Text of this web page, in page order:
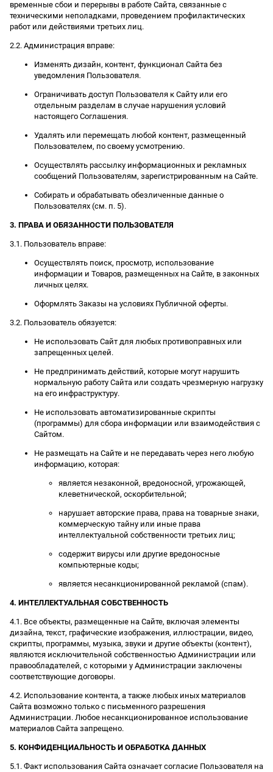
временные сбои и перерывы в работе Сайта, связанные с
техническими неполадками, проведением профилактических
работ или действиями третьих лиц.
2.2. Администрация вправе:
Изменять дизайн, контент, функционал Сайта без
уведомления Пользователя.
Ограничивать доступ Пользователя к Сайту или его
отдельным разделам в случае нарушения условий
настоящего Соглашения.
Удалять или перемещать любой контент, размещенный
Пользователем, по своему усмотрению.
Осуществлять рассылку информационных и рекламных
сообщений Пользователям, зарегистрированным на Сайте.
Собирать и обрабатывать обезличенные данные о
Пользователях (см. п. 5).
3. ПРАВА И ОБЯЗАННОСТИ ПОЛЬЗОВАТЕЛЯ
3.1. Пользователь вправе:
Осуществлять поиск, просмотр, использование
информации и Товаров, размещенных на Сайте, в законных
личных целях.
Оформлять Заказы на условиях Публичной оферты.
3.2. Пользователь обязуется:
Не использовать Сайт для любых противоправных или
запрещенных целей.
Не предпринимать действий, которые могут нарушить
нормальную работу Сайта или создать чрезмерную нагрузку
на его инфраструктуру.
Не использовать автоматизированные скрипты
(программы) для сбора информации или взаимодействия с
Сайтом.
Не размещать на Сайте и не передавать через него любую
информацию, которая:
является незаконной, вредоносной, угрожающей,
клеветнической, оскорбительной;
нарушает авторские права, права на товарные знаки,
коммерческую тайну или иные права
интеллектуальной собственности третьих лиц;
содержит вирусы или другие вредоносные
компьютерные коды;
является несанкционированной рекламой (спам).
4. ИНТЕЛЛЕКТУАЛЬНАЯ СОБСТВЕННОСТЬ
4.1. Все объекты, размещенные на Сайте, включая элементы
дизайна, текст, графические изображения, иллюстрации, видео,
скрипты, программы, музыка, звуки и другие объекты (контент),
являются исключительной собственностью Администрации или
правообладателей, с которыми у Администрации заключены
соответствующие договоры.
4.2. Использование контента, а также любых иных материалов
Сайта возможно только с письменного разрешения
Администрации. Любое несанкционированное использование
материалов Сайта запрещено.
5. КОНФИДЕНЦИАЛЬНОСТЬ И ОБРАБОТКА ДАННЫХ
5.1. Факт использования Сайта означает согласие Пользователя на